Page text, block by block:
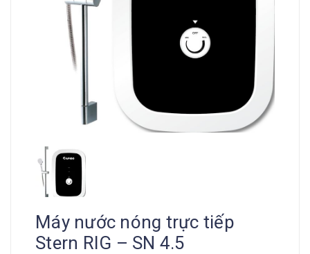
Máy nước nóng trực tiếp
Stern RIG – SN 4.5